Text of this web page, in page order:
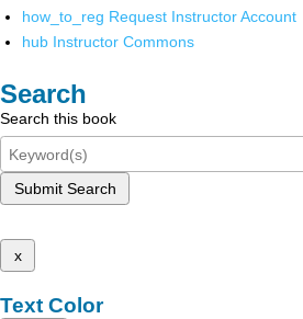
how_to_reg Request Instructor Account
hub Instructor Commons
Search
Search this book
Submit Search
x
Text Color